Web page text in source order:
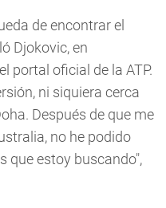
de encontrar el
Djokovic, en
portal oficial de la ATP.
ni siquiera cerca
Después de que me
no he podido
que estoy buscando",